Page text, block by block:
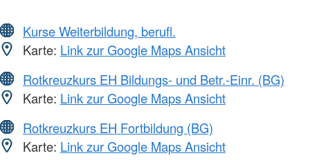
Kurse Weiterbildung, berufl.
Karte: Link zur Google Maps Ansicht
Rotkreuzkurs EH Bildungs- und Betr.-Einr. (BG)
Karte: Link zur Google Maps Ansicht
Rotkreuzkurs EH Fortbildung (BG)
Karte: Link zur Google Maps Ansicht